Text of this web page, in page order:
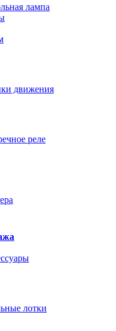
лампа
движения
реле
лотки